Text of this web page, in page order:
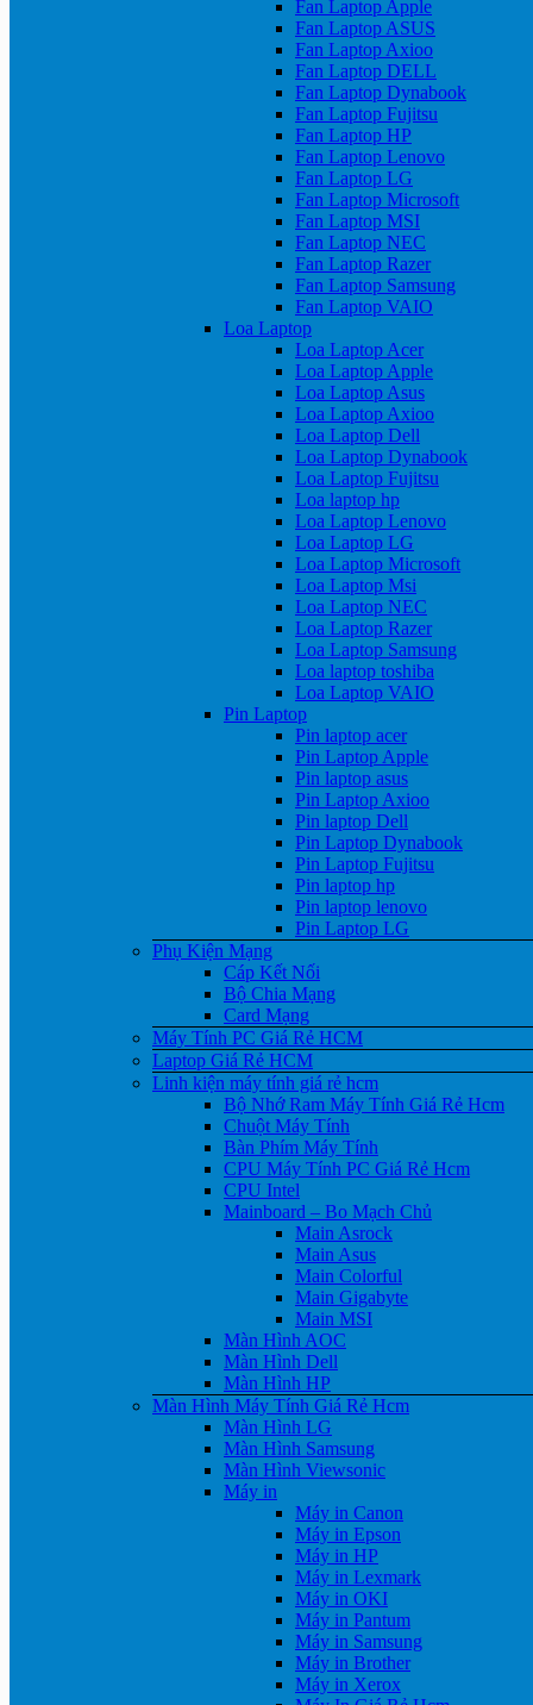
Fan Laptop Apple
Fan Laptop ASUS
Fan Laptop Axioo
Fan Laptop DELL
Fan Laptop Dynabook
Fan Laptop Fujitsu
Fan Laptop HP
Fan Laptop Lenovo
Fan Laptop LG
Fan Laptop Microsoft
Fan Laptop MSI
Fan Laptop NEC
Fan Laptop Razer
Fan Laptop Samsung
Fan Laptop VAIO
Loa Laptop
Loa Laptop Acer
Loa Laptop Apple
Loa Laptop Asus
Loa Laptop Axioo
Loa Laptop Dell
Loa Laptop Dynabook
Loa Laptop Fujitsu
Loa laptop hp
Loa Laptop Lenovo
Loa Laptop LG
Loa Laptop Microsoft
Loa Laptop Msi
Loa Laptop NEC
Loa Laptop Razer
Loa Laptop Samsung
Loa laptop toshiba
Loa Laptop VAIO
Pin Laptop
Pin laptop acer
Pin Laptop Apple
Pin laptop asus
Pin Laptop Axioo
Pin laptop Dell
Pin Laptop Dynabook
Pin Laptop Fujitsu
Pin laptop hp
Pin laptop lenovo
Pin Laptop LG
Phụ Kiện Mạng
Cáp Kết Nối
Bộ Chia Mạng
Card Mạng
Máy Tính PC Giá Rẻ HCM
Laptop Giá Rẻ HCM
Linh kiện máy tính giá rẻ hcm
Bộ Nhớ Ram Máy Tính Giá Rẻ Hcm
Chuột Máy Tính
Bàn Phím Máy Tính
CPU Máy Tính PC Giá Rẻ Hcm
CPU Intel
Mainboard – Bo Mạch Chủ
Main Asrock
Main Asus
Main Colorful
Main Gigabyte
Main MSI
Màn Hình AOC
Màn Hình Dell
Màn Hình HP
Màn Hình Máy Tính Giá Rẻ Hcm
Màn Hình LG
Màn Hình Samsung
Màn Hình Viewsonic
Máy in
Máy in Canon
Máy in Epson
Máy in HP
Máy in Lexmark
Máy in OKI
Máy in Pantum
Máy in Samsung
Máy in Brother
Máy in Xerox